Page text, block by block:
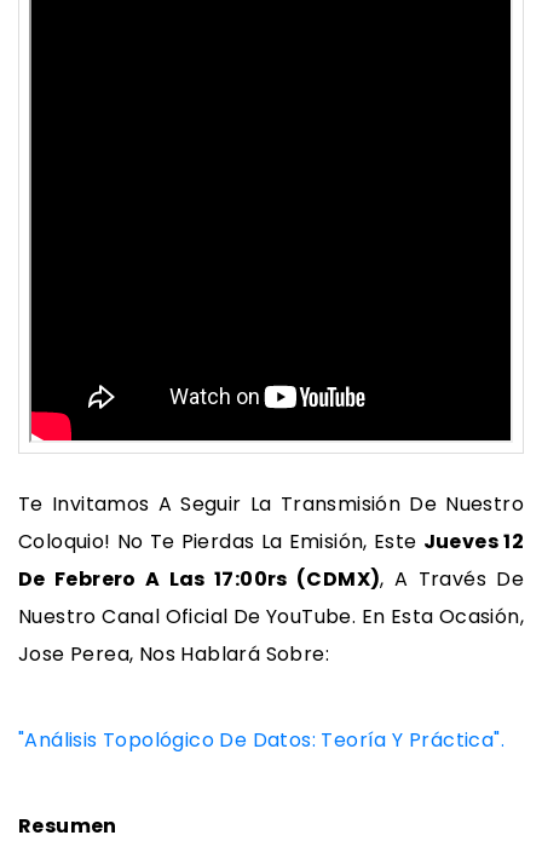
Te Invitamos A Seguir La Transmisión De Nuestro
Coloquio! No Te Pierdas La Emisión, Este Jueves 12
De Febrero A Las 17:00rs (CDMX), A Través De
Nuestro Canal Oficial De YouTube. En Esta Ocasión,
Jose Perea, Nos Hablará Sobre:
"Análisis Topológico De Datos: Teoría Y Práctica".
Resumen